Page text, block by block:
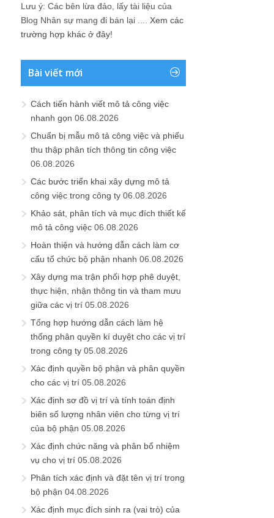
Lưu ý: Các bên lừa đảo, lấy tài liệu của
Blog Nhân sự mang đi bán lại .... Xem các
trường hợp khác ở đây!
Bài viết mới
Cách tiến hành viết mô tả công việc
nhanh gọn 06.08.2026
Chuẩn bị mẫu mô tả công việc và phiếu
thu thập phân tích thông tin công việc
06.08.2026
Các bước triển khai xây dựng mô tả
công việc trong công ty 06.08.2026
Khảo sát, phân tích và mục đích thiết kế
mô tả công việc 06.08.2026
Hoàn thiện và hướng dẫn cách làm cơ
cấu tổ chức bộ phận nhanh 06.08.2026
Xây dựng ma trận phối hợp phê duyệt,
thực hiện, nhận thông tin và tham mưu
giữa các vị trí 05.08.2026
Tổng hợp hướng dẫn cách làm hệ
thống phân quyền kí duyệt cho các vị trí
trong công ty 05.08.2026
Xác định quyền bộ phận và phân quyền
cho các vị trí 05.08.2026
Xác định sơ đồ vị trí và tính toán định
biên số lượng nhân viên cho từng vị trí
của bộ phận 05.08.2026
Xác định chức năng và phân bổ nhiệm
vụ cho vị trí 05.08.2026
Phân tích xác định và đặt tên vị trí trong
bộ phận 04.08.2026
Xác định mục đích sinh ra (vai trò) của